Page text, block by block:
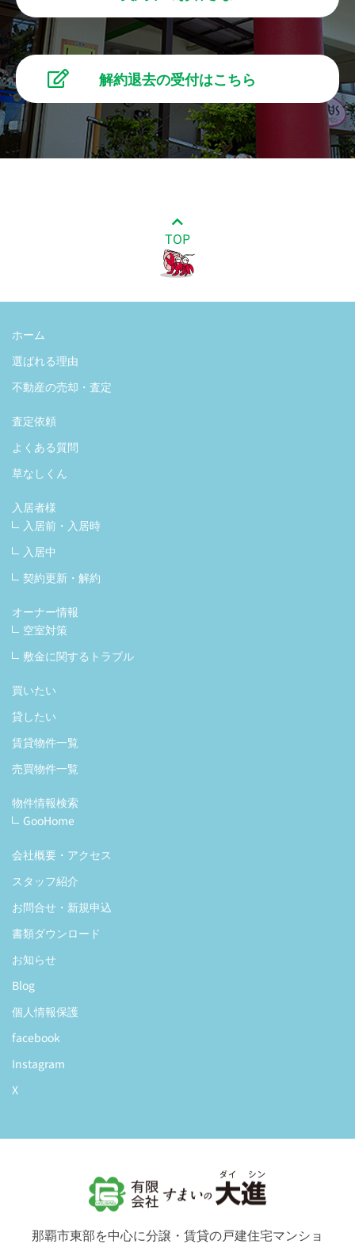
解約退去の受付はこちら
TOP
ホーム
選ばれる理由
不動産の売却・査定
査定依頼
よくある質問
草なしくん
入居者様
入居前・入居時
入居中
契約更新・解約
オーナー情報
空室対策
敷金に関するトラブル
買いたい
貸したい
賃貸物件一覧
売買物件一覧
物件情報検索
GooHome
会社概要・アクセス
スタッフ紹介
お問合せ・新規申込
書類ダウンロード
お知らせ
Blog
個人情報保護
facebook
Instagram
X
那覇市東部を中心に分譲・賃貸の戸建住宅マンショ